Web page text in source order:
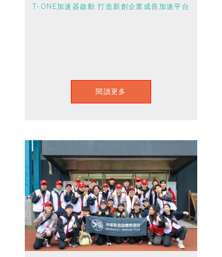
T-ONE加速器啟動 打造新創企業成長加速平台
閱讀更多